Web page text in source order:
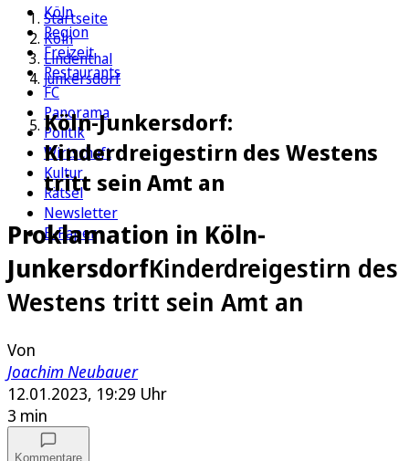
Köln
Region
Freizeit
Restaurants
FC
Panorama
Politik
Wirtschaft
Kultur
Rätsel
Newsletter
E-Paper
Startseite
Köln
Lindenthal
Junkersdorf
Köln-Junkersdorf:
Kinderdreigestirn des Westens
tritt sein Amt an
Proklamation in Köln-
JunkersdorfKinderdreigestirn des
Westens tritt sein Amt an
Von
Joachim Neubauer
12.01.2023, 19:29 Uhr
3 min
Kommentare